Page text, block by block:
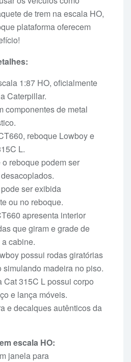
de trem na escala HO,
plataforma oferecem
1:87 HO, oficialmente
Caterpillar.
componentes de metal
reboque Lowboy e
L.
reboque podem ser
ser exibida
ou no reboque.
apresenta interior
que giram e grade de
cabine.
possui rodas giratórias
simulando madeira no piso.
Cat 315C L possui corpo
e lança móveis.
e decalques autênticos da
escala HO:
janela para